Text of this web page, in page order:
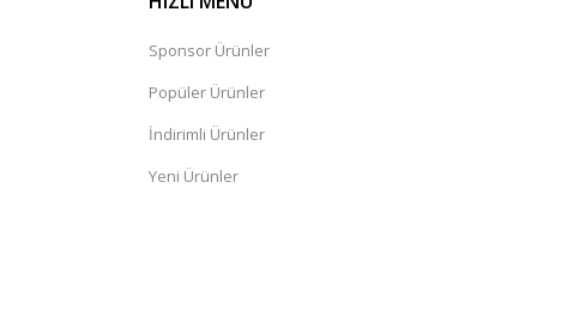
Sponsor Ürünler
Popüler Ürünler
İndirimli Ürünler
Yeni Ürünler